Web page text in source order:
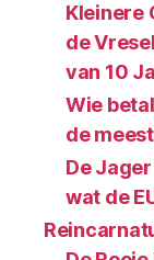
Kleinere
de
van 10
Wie
de
De
wat de